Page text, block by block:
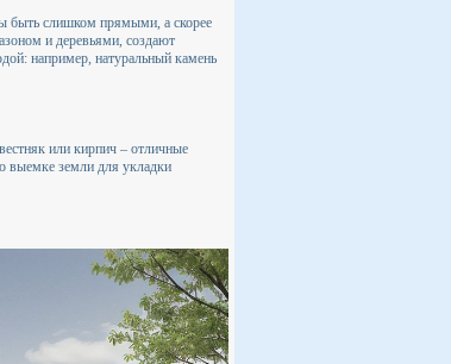
быть слишком прямыми, а скорее
и деревьями, создают
например, натуральный камень
или кирпич – отличные
выемке земли для укладки